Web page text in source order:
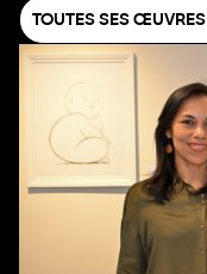
TOUTES SES ŒUVRES